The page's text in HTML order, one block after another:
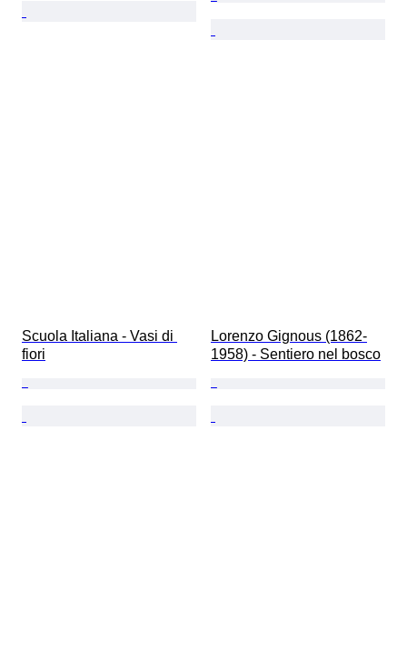
Scuola Italiana - Vasi di
fiori
Lorenzo Gignous (1862-
1958) - Sentiero nel bosco